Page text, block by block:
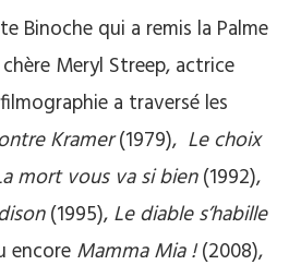
Binoche qui a remis la Palme
chère Meryl Streep, actrice
a traversé les
Kramer(1979), Le choix
mort vous va si bien(1992),
(1995), Le diable s’habille
encoreMamma Mia !(2008),